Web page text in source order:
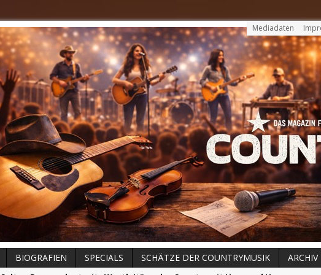
Mediadaten
BIOGRAFIEN SPECIALS SCHÄTZE DER COUNTRYMUSIK
ARCHIV